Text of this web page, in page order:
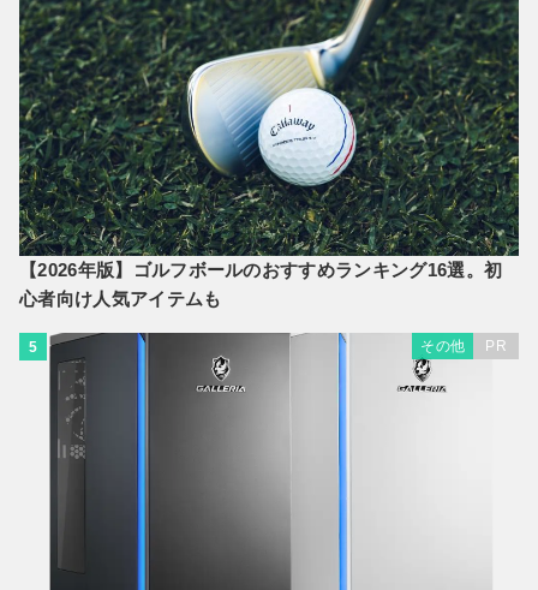
【2026年版】ゴルフボールのおすすめランキング16選。初
心者向け人気アイテムも
5 その他 PR